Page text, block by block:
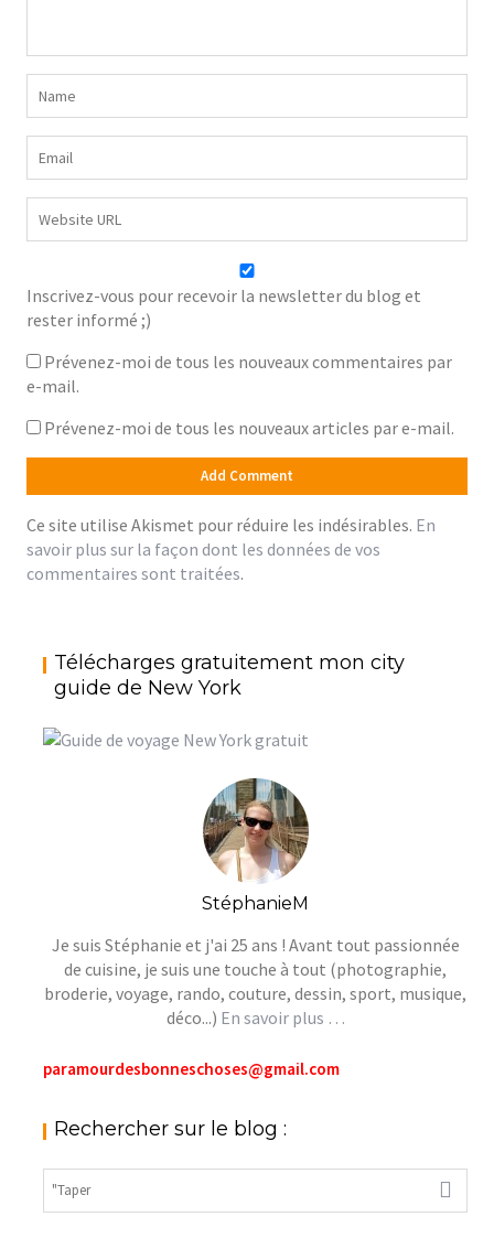
Inscrivez-vous pour recevoir la newsletter du blog et
rester informé ;)
Prévenez-moi de tous les nouveaux commentaires par
e-mail.
Prévenez-moi de tous les nouveaux articles par e-mail.
Ce site utilise Akismet pour réduire les indésirables. En
savoir plus sur la façon dont les données de vos
commentaires sont traitées.
Télécharges gratuitement mon city
guide de New York
StéphanieM
Je suis Stéphanie et j'ai 25 ans ! Avant tout passionnée
de cuisine, je suis une touche à tout (photographie,
broderie, voyage, rando, couture, dessin, sport, musique,
déco...) En savoir plus …
paramourdesbonneschoses@gmail.com
Rechercher sur le blog :